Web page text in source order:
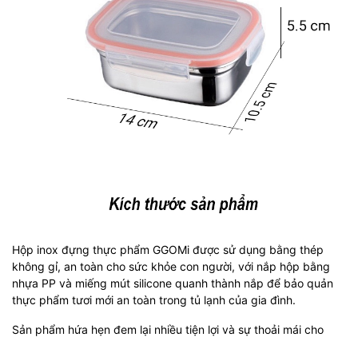
Hộp inox đựng thực phẩm GGOMi được sử dụng bằng thép
không gỉ, an toàn cho sức khỏe con người, với nắp hộp bằng
nhựa PP và miếng mút silicone quanh thành nắp để bảo quản
thực phẩm tươi mới an toàn trong tủ lạnh của gia đình.
Sản phẩm hứa hẹn đem lại nhiều tiện lợi và sự thoải mái cho